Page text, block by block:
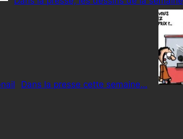
Dans la presse cette semaine…